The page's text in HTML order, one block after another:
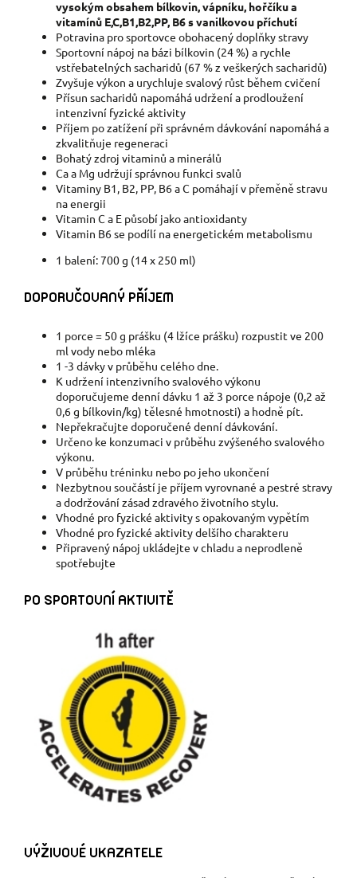
vysokým obsahem bílkovin, vápníku, hořčíku a
vitamínů E,C,B1,B2,PP, B6 s vanilkovou příchutí
Potravina pro sportovce obohacený doplňky stravy
Sportovní nápoj na bázi bílkovin (24 %) a rychle
vstřebatelných sacharidů (67 % z veškerých sacharidů)
Zvyšuje výkon a urychluje svalový růst během cvičení
Přísun sacharidů napomáhá udržení a prodloužení
intenzivní fyzické aktivity
Příjem po zatížení při správném dávkování napomáhá a
zkvalitňuje regeneraci
Bohatý zdroj vitaminů a minerálů
Ca a Mg udržují správnou funkci svalů
Vitaminy B1, B2, PP, B6 a C pomáhají v přeměně stravu
na energii
Vitamin C a E působí jako antioxidanty
Vitamin B6 se podílí na energetickém metabolismu
1 balení: 700 g (14 x 250 ml)
DOPORUČOVANÝ PŘÍJEM
1 porce = 50 g prášku (4 lžíce prášku) rozpustit ve 200
ml vody nebo mléka
1 -3 dávky v průběhu celého dne.
K udržení intenzivního svalového výkonu
doporučujeme denní dávku 1 až 3 porce nápoje (0,2 až
0,6 g bílkovin/kg) tělesné hmotnosti) a hodně pít.
Nepřekračujte doporučené denní dávkování.
Určeno ke konzumaci v průběhu zvýšeného svalového
výkonu.
V průběhu tréninku nebo po jeho ukončení
Nezbytnou součástí je příjem vyrovnané a pestré stravy
a dodržování zásad zdravého životního stylu.
Vhodné pro fyzické aktivity s opakovaným vypětím
Vhodné pro fyzické aktivity delšího charakteru
Připravený nápoj ukládejte v chladu a neprodleně
spotřebujte
PO SPORTOVNÍ AKTIVITĚ
VÝŽIVOVÉ UKAZATELE